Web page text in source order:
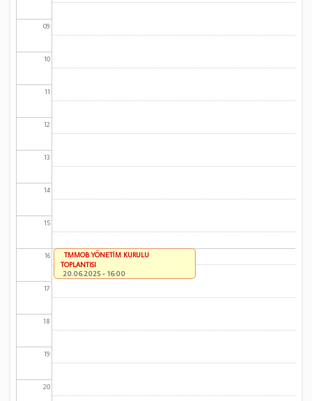
09
10
11
12
13
14
15
16
17
18
19
20
TMMOB YÖNETİM KURULU
TOPLANTISI
20.06.2025 - 16:00